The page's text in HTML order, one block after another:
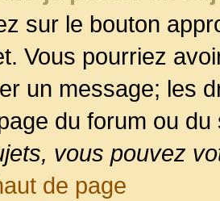
sur le bouton
Vous pourriez
un message; les
du forum ou
vous pouvez
de page